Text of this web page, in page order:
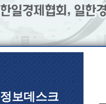
정보데스크